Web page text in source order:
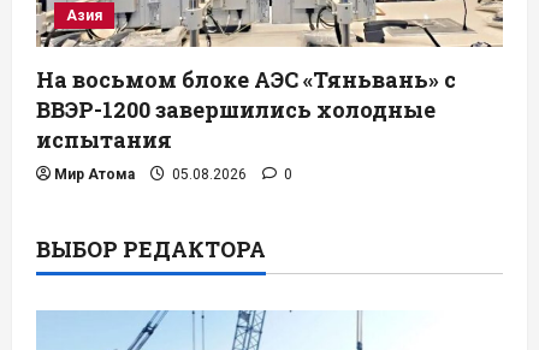
Азия
На восьмом блоке АЭС «Тяньвань» с
ВВЭР-1200 завершились холодные
испытания
Мир Атома 05.08.2026 0
ВЫБОР РЕДАКТОРА